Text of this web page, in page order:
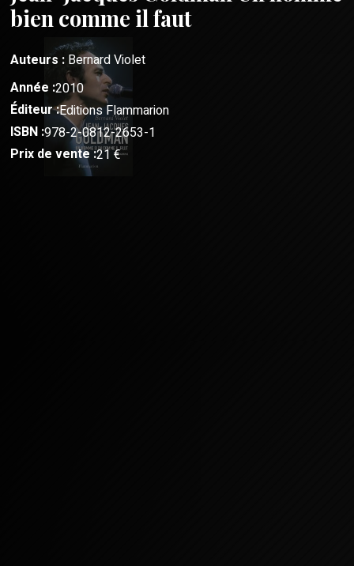
bien comme il faut
Auteurs :Bernard Violet
Année :2010
Éditeur :Editions Flammarion
ISBN :978-2-0812-2653-1
Prix de vente :21 €